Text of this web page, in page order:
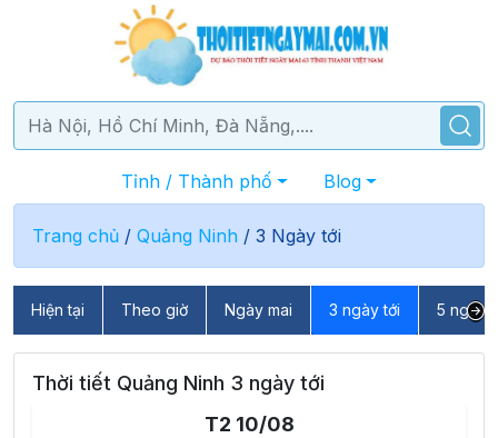
Tỉnh / Thành phố Blog
Trang chủ / Quảng Ninh / 3 Ngày tới
Hiện tại Theo giờ Ngày mai 3 ngày tới 5 ngày
Thời tiết Quảng Ninh 3 ngày tới
T2 10/08